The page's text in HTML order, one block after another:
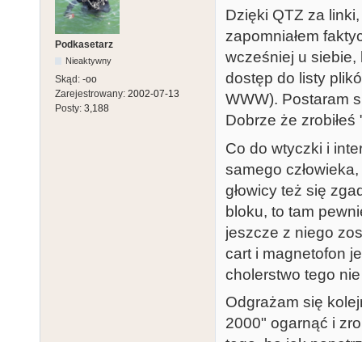
Podkasetarz
Nieaktywny
Skąd: -oo
Zarejestrowany: 2002-07-13
Posty: 3,188
Dzięki QTZ za
zapomniałem
wcześniej u siebie,
dostęp do listy
WWW). Postaram
Dobrze że
Co do wtyczki i
samego
głowicy też się
bloku, to tam
jeszcze z niego
cart i magnetofon
cholerstwo tego nie
Odgrażam się
2000" ogarnąć i